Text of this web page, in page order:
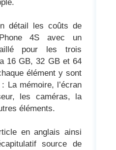
détail les coûts de
4S avec un
pour les trois
16 GB, 32 GB et 64
élément y sont
La mémoire, l’écran
les caméras, la
éléments.
en anglais ainsi
source de